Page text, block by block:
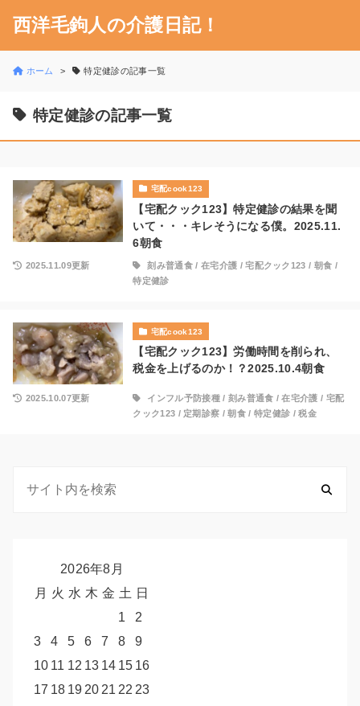
西洋毛鉤人の介護日記！
ホーム 特定健診の記事一覧
特定健診の記事一覧
宅配cook123
【宅配クック123】特定健診の結果を聞
いて・・・キレそうになる僕。2025.11.
6朝食
2025.11.09更新 刻み普通食/ 在宅介護 /宅配クック123 / 朝食 /
特定健診
宅配cook123
【宅配クック123】労働時間を削られ、
税金を上げるのか！？2025.10.4朝食
2025.10.07更新 インフル予防接種/ 刻み普通食 /在宅介護 / 宅配
クック123 / 定期診察 /朝食 /特定健診 /税金
2026年8月
月 火 水 木 金 土 日
1
2
3
4 5 6 7 8
9
10 11 12 13 14 15 16
17 18 19 20 21 22 23